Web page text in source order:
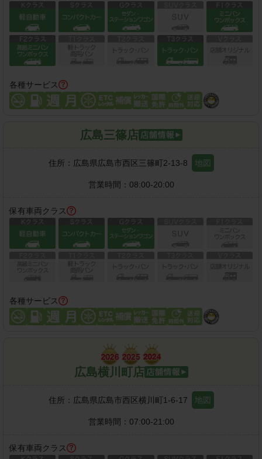
各種サービス
広島三篠店
住所： 広島県広島市西区三篠町2-13-8 地図
営業時間： 08:00-20:00
保有車両クラス
各種サービス
広島横川町店
住所： 広島県広島市西区横川町1-6-17 地図
営業時間： 07:00-21:00
保有車両クラス